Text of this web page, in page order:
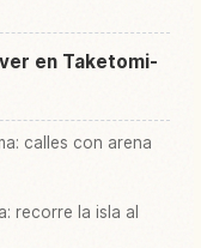
en Taketomi-
calles con arena
recorre la isla al